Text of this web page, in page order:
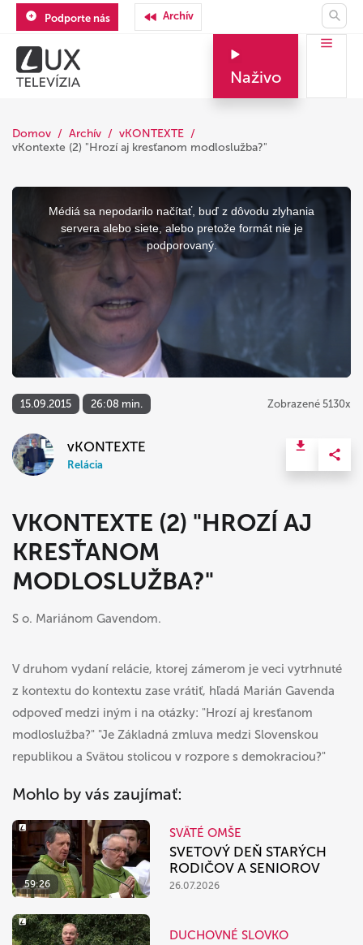
Podporte nás Archív
Naživo
Domov Archív
vKONTEXTE
vKontexte (2) "Hrozí aj kresťanom modloslužba?"
This
Médiá sa nepodarilo načítať, buď z dôvodu zlyhania
servera alebo siete, alebo pretože formát nie je
podporovaný.
15.09.2015 26:08 min. Zobrazené 5130x
vKONTEXTE
Relácia
VKONTEXTE (2) "HROZÍ AJ
KRESŤANOM
MODLOSLUŽBA?"
S o. Mariánom Gavendom.
V druhom vydaní relácie, ktorej zámerom je veci vytrhnuté
z kontextu do kontextu zase vrátiť, hľadá Marián Gavenda
odpoveď medzi iným i na otázky: "Hrozí aj kresťanom
modloslužba?" "Je Základná zmluva medzi Slovenskou
republikou a Svätou stolicou v rozpore s demokraciou?"
Mohlo by vás zaujímať:
59:26
SVÄTÉ OMŠE
SVETOVÝ DEŇ STARÝCH
RODIČOV A SENIOROV
26.07.2026
DUCHOVNÉ SLOVKO